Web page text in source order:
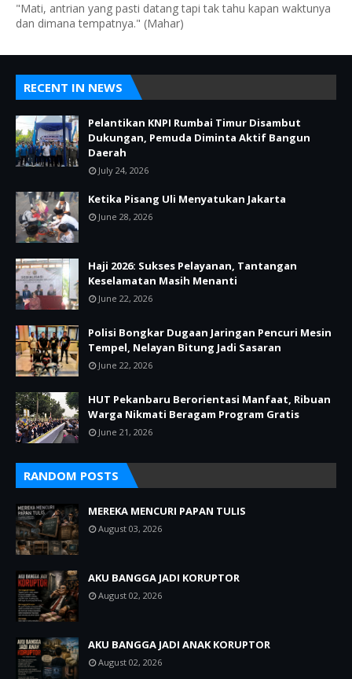
"Mati, antrian yang pasti datang tapi tak tahu kapan waktunya
dan dimana tempatnya." (Mahar)
RECENT IN NEWS
Pelantikan KNPI Rumbai Timur Disambut
Dukungan, Pemuda Diminta Aktif Bangun
Daerah
July 24, 2026
Ketika Pisang Uli Menyatukan Jakarta
June 28, 2026
Haji 2026: Sukses Pelayanan, Tantangan
Keselamatan Masih Menanti
June 22, 2026
Polisi Bongkar Dugaan Jaringan Pencuri Mesin
Tempel, Nelayan Bitung Jadi Sasaran
June 22, 2026
HUT Pekanbaru Berorientasi Manfaat, Ribuan
Warga Nikmati Beragam Program Gratis
June 21, 2026
RANDOM POSTS
MEREKA MENCURI PAPAN TULIS
August 03, 2026
AKU BANGGA JADI KORUPTOR
August 02, 2026
AKU BANGGA JADI ANAK KORUPTOR
August 02, 2026